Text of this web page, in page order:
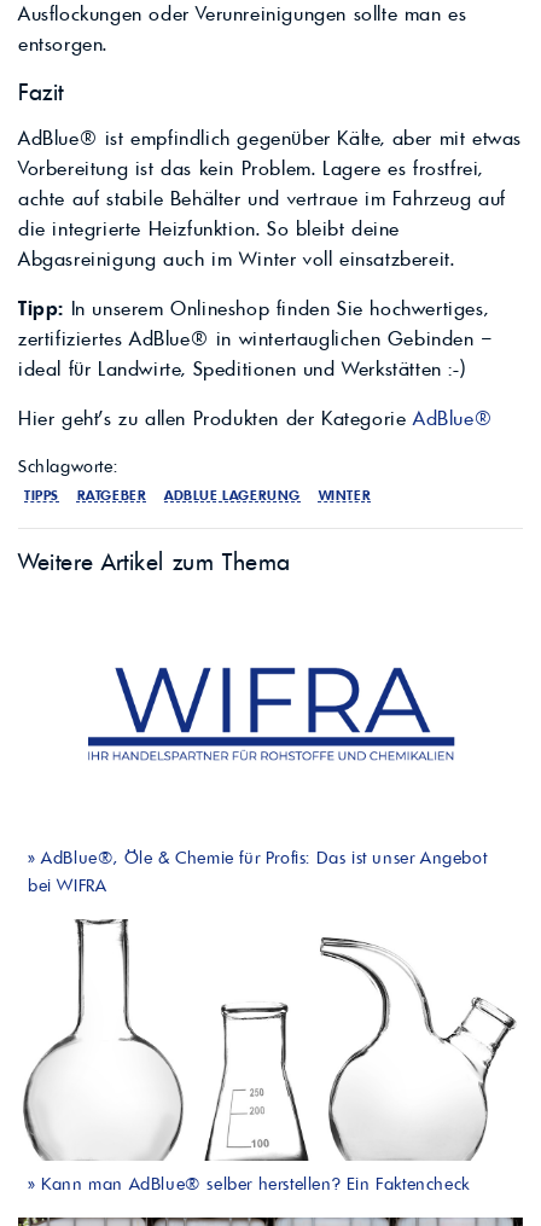
Ausflockungen oder Verunreinigungen sollte man es
entsorgen.
Fazit
AdBlue® ist empfindlich gegenüber Kälte, aber mit etwas
Vorbereitung ist das kein Problem. Lagere es frostfrei,
achte auf stabile Behälter und vertraue im Fahrzeug auf
die integrierte Heizfunktion. So bleibt deine
Abgasreinigung auch im Winter voll einsatzbereit.
Tipp: In unserem Onlineshop finden Sie hochwertiges,
zertifiziertes AdBlue® in wintertauglichen Gebinden –
ideal für Landwirte, Speditionen und Werkstätten :-)
Hier geht's zu allen Produkten der KategorieAdBlue®
Schlagworte:
TIPPS RATGEBER ADBLUE LAGERUNG WINTER
Weitere Artikel zum Thema
» AdBlue®, Öle & Chemie für Profis: Das ist unser Angebot
bei WIFRA
» Kann man AdBlue® selber herstellen? Ein Faktencheck